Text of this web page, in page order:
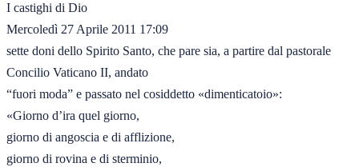
I castighi di Dio
Mercoledì 27 Aprile 2011 17:09
sette doni dello Spirito Santo, che pare sia, a partire dal pastorale
Concilio Vaticano II, andato
“fuori moda” e passato nel cosiddetto «dimenticatoio»:
«Giorno d’ira quel giorno,
giorno di angoscia e di afflizione,
giorno di rovina e di sterminio,